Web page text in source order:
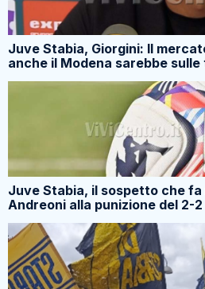
Juve Stabia, Giorgini: Il
anche il Modena sarebbe
Juve Stabia, il sospetto che fa
Andreoni alla punizione del 2-